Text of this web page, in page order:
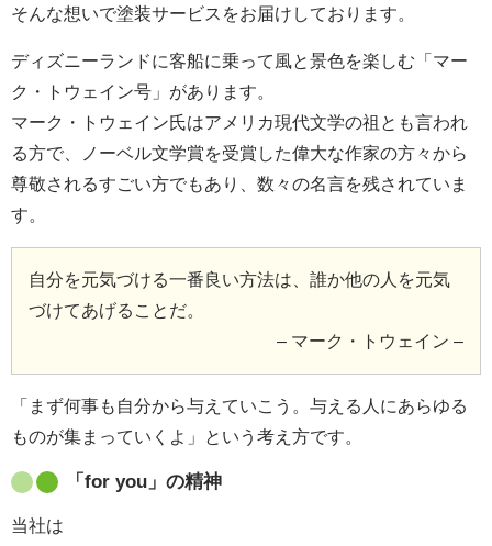
そんな想いで塗装サービスをお届けしております。
ディズニーランドに客船に乗って風と景色を楽しむ「マー
ク・トウェイン号」があります。
マーク・トウェイン氏はアメリカ現代文学の祖とも言われ
る方で、ノーベル文学賞を受賞した偉大な作家の方々から
尊敬されるすごい方でもあり、数々の名言を残されていま
す。
自分を元気づける一番良い方法は、誰か他の人を元気
づけてあげることだ。
– マーク・トウェイン –
「まず何事も自分から与えていこう。与える人にあらゆる
ものが集まっていくよ」という考え方です。
「for you」の精神
当社は